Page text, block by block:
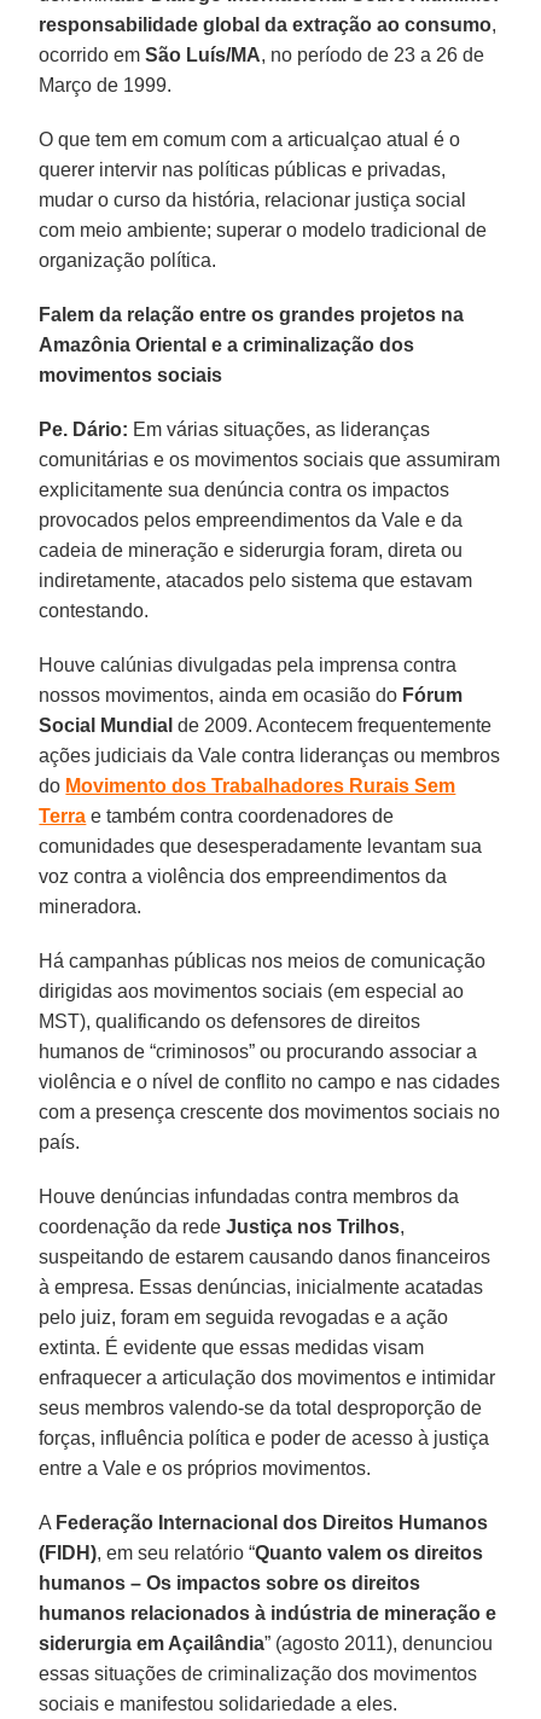
responsabilidade global da extração ao consumo,
ocorrido emSão Luís/MA, no período de 23 a 26 de
Março de 1999.
O que tem em comum com a articualçao atual é o
querer intervir nas políticas públicas e privadas,
mudar o curso da história, relacionar justiça social
com meio ambiente; superar o modelo tradicional de
organização política.
Falem da relação entre os grandes projetos na
Amazônia Oriental e a criminalização dos
movimentos sociais
Pe. Dário: Em várias situações, as lideranças
comunitárias e os movimentos sociais que assumiram
explicitamente sua denúncia contra os impactos
provocados pelos empreendimentos da Vale e da
cadeia de mineração e siderurgia foram, direta ou
indiretamente, atacados pelo sistema que estavam
contestando.
Houve calúnias divulgadas pela imprensa contra
nossos movimentos, ainda em ocasião do Fórum
Social Mundial de 2009. Acontecem frequentemente
ações judiciais da Vale contra lideranças ou membros
do Movimento dos Trabalhadores Rurais Sem
Terra e também contra coordenadores de
comunidades que desesperadamente levantam sua
voz contra a violência dos empreendimentos da
mineradora.
Há campanhas públicas nos meios de comunicação
dirigidas aos movimentos sociais (em especial ao
MST), qualificando os defensores de direitos
humanos de “criminosos” ou procurando associar a
violência e o nível de conflito no campo e nas cidades
com a presença crescente dos movimentos sociais no
país.
Houve denúncias infundadas contra membros da
coordenação da redeJustiça nos Trilhos,
suspeitando de estarem causando danos financeiros
à empresa. Essas denúncias, inicialmente acatadas
pelo juiz, foram em seguida revogadas e a ação
extinta. É evidente que essas medidas visam
enfraquecer a articulação dos movimentos e intimidar
seus membros valendo-se da total desproporção de
forças, influência política e poder de acesso à justiça
entre a Vale e os próprios movimentos.
A Federação Internacional dos Direitos Humanos
(FIDH), em seu relatório “Quanto valem os direitos
humanos – Os impactos sobre os direitos
humanos relacionados à indústria de mineração e
siderurgia em Açailândia” (agosto 2011), denunciou
essas situações de criminalização dos movimentos
sociais e manifestou solidariedade a eles.